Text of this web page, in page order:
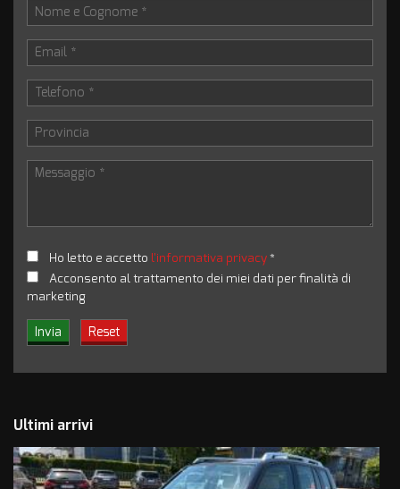
Ho letto e accetto l'informativa privacy*
Acconsento al trattamento dei miei dati per finalità di
marketing
Ultimi arrivi